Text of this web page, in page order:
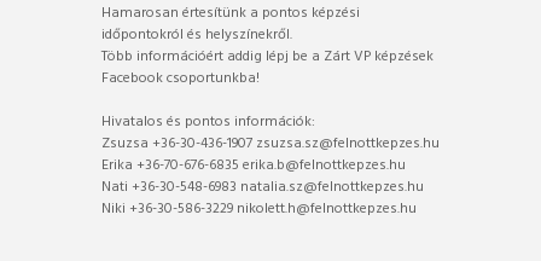
Hamarosan értesítünk a pontos képzési
időpontokról és helyszínekről.
Több információért addig lépj be a Zárt VP képzések
Facebook csoportunkba!
Hivatalos és pontos információk:
Zsuzsa +36-30-436-1907 zsuzsa.sz@felnottkepzes.hu
Erika +36-70-676-6835 erika.b@felnottkepzes.hu
Nati +36-30-548-6983 natalia.sz@felnottkepzes.hu
Niki +36-30-586-3229 nikolett.h@felnottkepzes.hu